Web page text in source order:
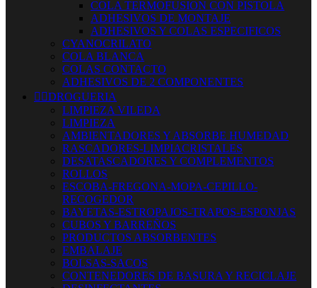
COLA TERMOFUSION CON PISTOLA
ADHESIVOS DE MONTAJE
ADHESIVOS Y COLAS ESPECIFICOS
CYANOCRILATO
COLA BLANCA
COLAS CONTACTO
ADHESIVOS DE 2 COMPONENTES
 DROGUERIA
LIMPIEZA VILEDA
LIMPIEZA
AMBIENTADORES Y ABSORBE HUMEDAD
RASCADORES-LIMPIACRISTALES
DESATASCADORES Y COMPLEMENTOS
ROLLOS
ESCOBA-FREGONA-MOPA-CEPILLO-
RECOGEDOR
BAYETAS-ESTROPAJOS-TRAPOS-ESPONJAS
CUBOS Y BARREÑOS
PRODUCTOS ABSORBENTES
EMBALAJE
BOLSAS-SACOS
CONTENEDORES DE BASURA Y RECICLAJE